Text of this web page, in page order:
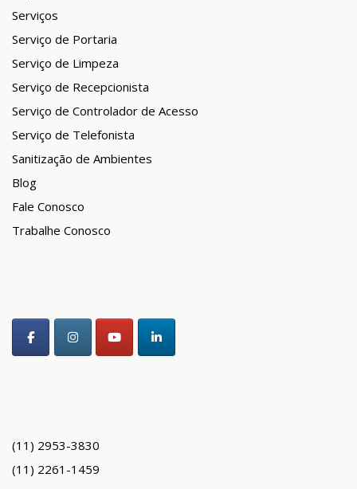
Serviços
Serviço de Portaria
Serviço de Limpeza
Serviço de Recepcionista
Serviço de Controlador de Acesso
Serviço de Telefonista
Sanitização de Ambientes
Blog
Fale Conosco
Trabalhe Conosco
(11) 2953-3830
(11) 2261-1459